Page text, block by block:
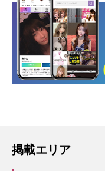
掲載エリア